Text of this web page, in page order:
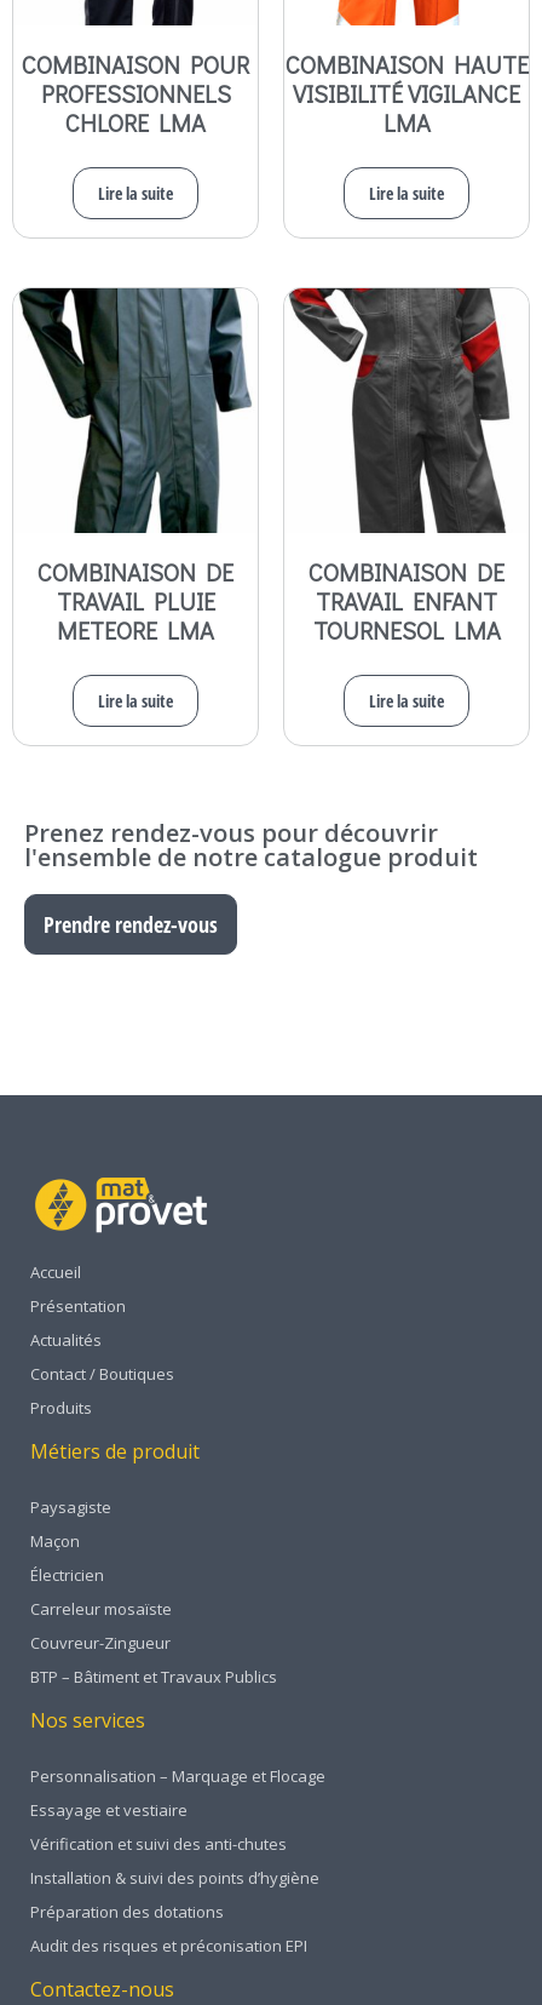
COMBINAISON POUR
PROFESSIONNELS
CHLORE LMA
Lire la suite
COMBINAISON HAUTE
VISIBILITÉ VIGILANCE
LMA
Lire la suite
COMBINAISON DE
TRAVAIL PLUIE
METEORE LMA
Lire la suite
COMBINAISON DE
TRAVAIL ENFANT
TOURNESOL LMA
Lire la suite
Prenez rendez-vous pour découvrir
l'ensemble de notre catalogue produit
Prendre rendez-vous
Accueil
Présentation
Actualités
Contact / Boutiques
Produits
Métiers de produit
Paysagiste
Maçon
Électricien
Carreleur mosaïste
Couvreur-Zingueur
BTP – Bâtiment et Travaux Publics
Nos services
Personnalisation – Marquage et Flocage
Essayage et vestiaire
Vérification et suivi des anti-chutes
Installation & suivi des points d’hygiène
Préparation des dotations
Audit des risques et préconisation EPI
Contactez-nous